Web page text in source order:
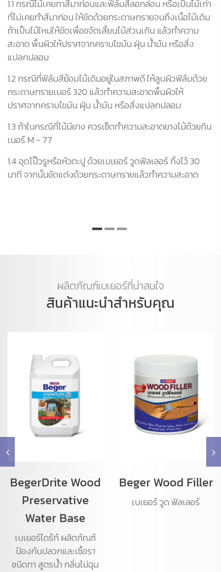
1.1 กรณีไม้เคยทาสีมาก่อนและฟิล์มสีลอกล่อน หรือเป็นไม้เก่า
ที่ไม่เคยทำสีมาก่อน ให้ขัดด้วยกระดาษทรายจนถึงเนื้อไม้เดิม
ถ้าเป็นไม้ใหม่ให้ขัดเพื่อขจัดเสี้ยนไม้ส่วนเกิน แล้วทำความ
สะอาด พื้นผิวให้ปราศจากคราบไขมัน ฝุ่น น้ำมัน หรือสิ่ง
แปลกปลอม
1.2 กรณีที่ฟิล์มสีย้อมไม้เดิมอยู่ในสภาพดี ให้ลูบผิวฟิล์มด้วย
กระดาษทรายเบอร์ 320 แล้วทำความสะอาดพื้นผิวให้
ปราศจากคราบไขมัน ฝุ่น น้ำมัน หรือสิ่งแปลกปลอม
1.3 ถ้าในกรณีที่ไม้มียาง ควรเช็ดทำความสะอาดยางไม้ด้วยทิน
เนอร์ M - 77
1.4 อุดโป๊วรูหรือหัวตะปู ด้วยเบเยอร์ วูดฟิลเลอร์ ทิ้งไว้ 30
นาที จากนั้นขัดแต่งด้วยกระดาษทรายแล้วทำความสะอาด
ผลิตภัณฑ์เบเยอร์ที่น่าสนใจ
สินค้าแนะนำสำหรับคุณ
BegerDrite Wood
Preservative
Water Base
เบเยอร์ไดร้ท์ ผลิตภัณฑ์
ป้องกันปลวกและเชื้อรา
ชนิดทา สูตรน้ำ กลิ่นไม่ฉุน
Beger Wood Filler
เบเยอร์ วูด ฟิลเลอร์